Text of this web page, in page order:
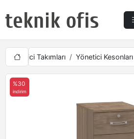
Yönetici Takımları Yönetici Kesonları
%30
indirim